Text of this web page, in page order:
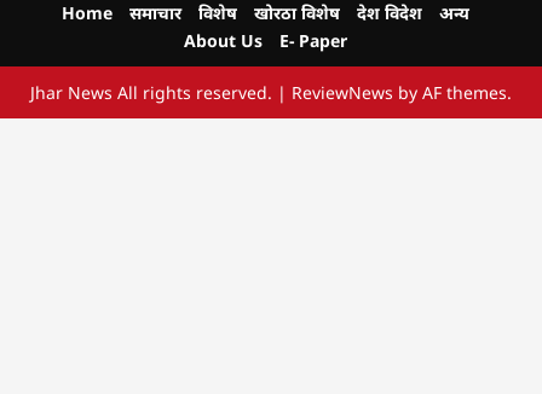
Home समाचार विशेष खोरठा विशेष देश विदेश
अन्य
About Us
E- Paper
Jhar News All rights reserved. | ReviewNews by AF themes.